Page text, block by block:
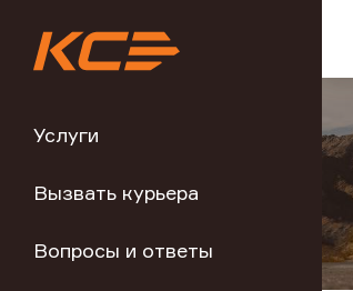
Услуги
Вызвать курьера
Вопросы и ответы